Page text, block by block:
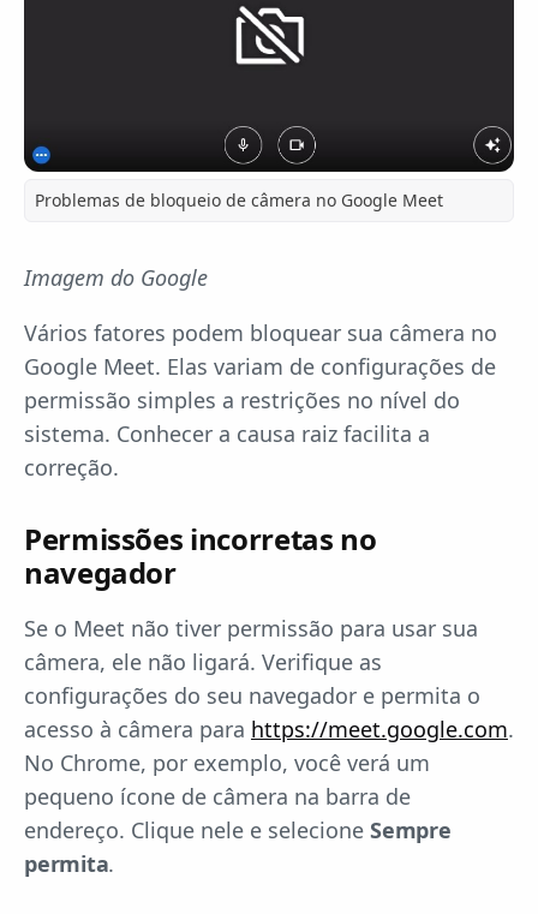
Problemas de bloqueio de câmera no Google Meet
Imagem do Google
Vários fatores podem bloquear sua câmera no
Google Meet. Elas variam de configurações de
permissão simples a restrições no nível do
sistema. Conhecer a causa raiz facilita a
correção.
Permissões incorretas no
navegador
Se o Meet não tiver permissão para usar sua
câmera, ele não ligará. Verifique as
configurações do seu navegador e permita o
acesso à câmera para https://meet.google.com.
No Chrome, por exemplo, você verá um
pequeno ícone de câmera na barra de
endereço. Clique nele e selecione Sempre
permita.